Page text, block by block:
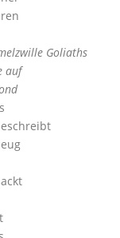
Goliaths
auf